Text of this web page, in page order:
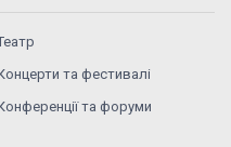
та фестивалі
та форуми